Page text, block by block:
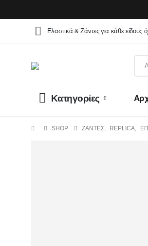
Ελαστικά & Ζάντες για κάθε είδους
Κατηγορίες
SHOP ΖΆΝΤΕΣ, REPLICA,